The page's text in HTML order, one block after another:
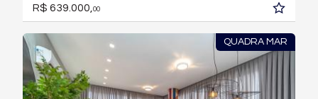
R$ 639.000,00
QUADRA MAR